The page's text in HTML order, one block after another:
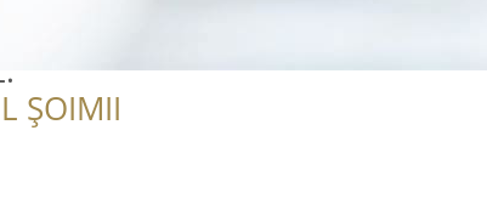
ȘOIMII